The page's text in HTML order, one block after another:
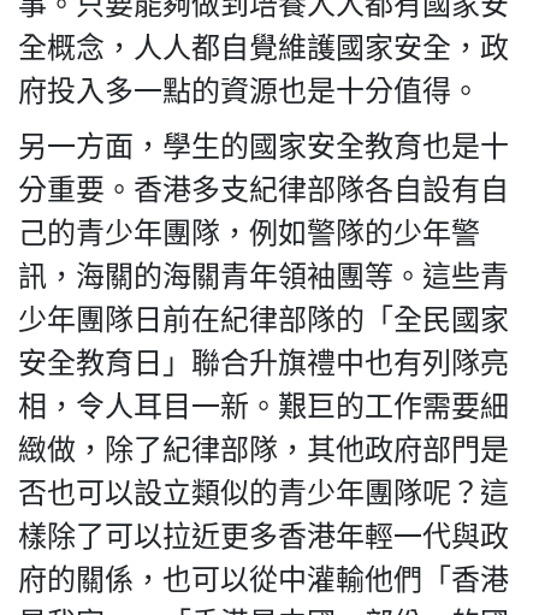
全概念，人人都自覺維護國家安全，政
府投入多一點的資源也是十分值得。
另一方面，學生的國家安全教育也是十
分重要。香港多支紀律部隊各自設有自
己的青少年團隊，例如警隊的少年警
訊，海關的海關青年領袖團等。這些青
少年團隊日前在紀律部隊的「全民國家
安全教育日」聯合升旗禮中也有列隊亮
相，令人耳目一新。艱巨的工作需要細
緻做，除了紀律部隊，其他政府部門是
否也可以設立類似的青少年團隊呢？這
樣除了可以拉近更多香港年輕一代與政
府的關係，也可以從中灌輸他們「香港